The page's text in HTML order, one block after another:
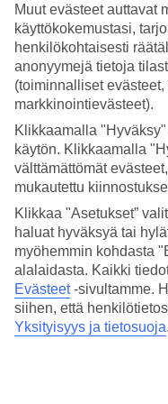
kasvillisuuden keskellä.
minuutin ajomatka.
All Inclusive
Jos haluat rentoutua
valinta – täällä matkan
Hotellilla on useita buffet-
kymmenkunta baaria.
vuorokauden ympäri. A la
pöytävarausta etukäteen.
Oma hiekkaranta ja
Hotellilla on oma
rantabaari, jonka juomat
vuorotella meren äärellä
Hotellilla on useita erilaisia
altaat perheen pienimmille.
Asu erityisen
Muut evästeet auttavat
käyttökokemustasi,
henkilökohtaisesti
anonyymejä tietoja
(toiminnalliset
markkinointievästeet).
Klikkaamalla
käytön. Klikkaamalla
välttämättömät
mukautettu
Klikkaa "Asetukset”
haluat hyväksyä tai
myöhemmin kohdasta
alalaidasta. Kaikki
Evästeet-sivultamme.
siihen, että
Yksityisyys ja tietosuoja.